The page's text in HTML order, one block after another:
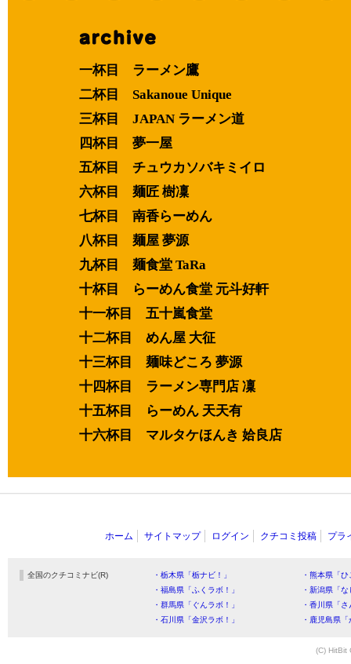
一杯目 ラーメン鷹
二杯目 Sakanoue Unique
三杯目 JAPAN ラーメン道
四杯目 夢一屋
五杯目 チュウカソバキミイロ
六杯目 麺匠 樹凜
七杯目 南香らーめん
八杯目 麺屋 夢源
九杯目 麺食堂 TaRa
十杯目 らーめん食堂 元斗好軒
十一杯目 五十嵐食堂
十二杯目 めん屋 大征
十三杯目 麺味どころ 夢源
十四杯目 ラーメン専門店 凜
十五杯目 らーめん 天天有
十六杯目 マルタケほんき 姶良店
ホーム サイトマップ ログイン クチコミ投稿 プラ
全国のクチコミナビ(R) ・栃木県「栃ナビ！」
・熊本県「
・福島県「ふくラボ！」
・新潟県「
・群馬県「ぐんラボ！」
・香川県「
・石川県「金沢ラボ！」
・鹿児島県
(C) HitBit